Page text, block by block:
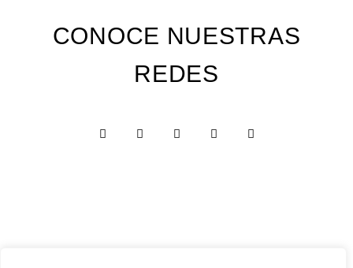
CONOCE NUESTRAS
REDES